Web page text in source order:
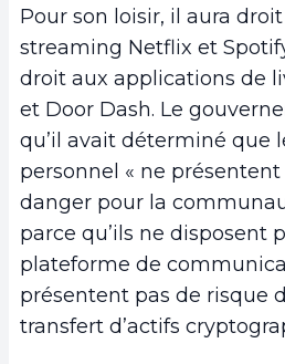
Pour son loisir, il aura
streaming Netflix et
droit aux applications de
et Door Dash. Le
qu’il avait déterminé que
personnel « ne
danger pour la
parce qu’ils ne disposent
plateforme de
présentent pas de risque
transfert d’actifs